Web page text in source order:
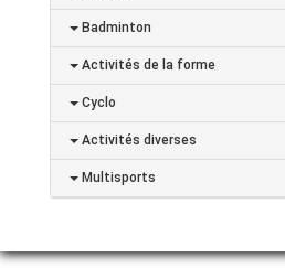
Badminton
Activités de la forme
Cyclo
Activités diverses
Multisports